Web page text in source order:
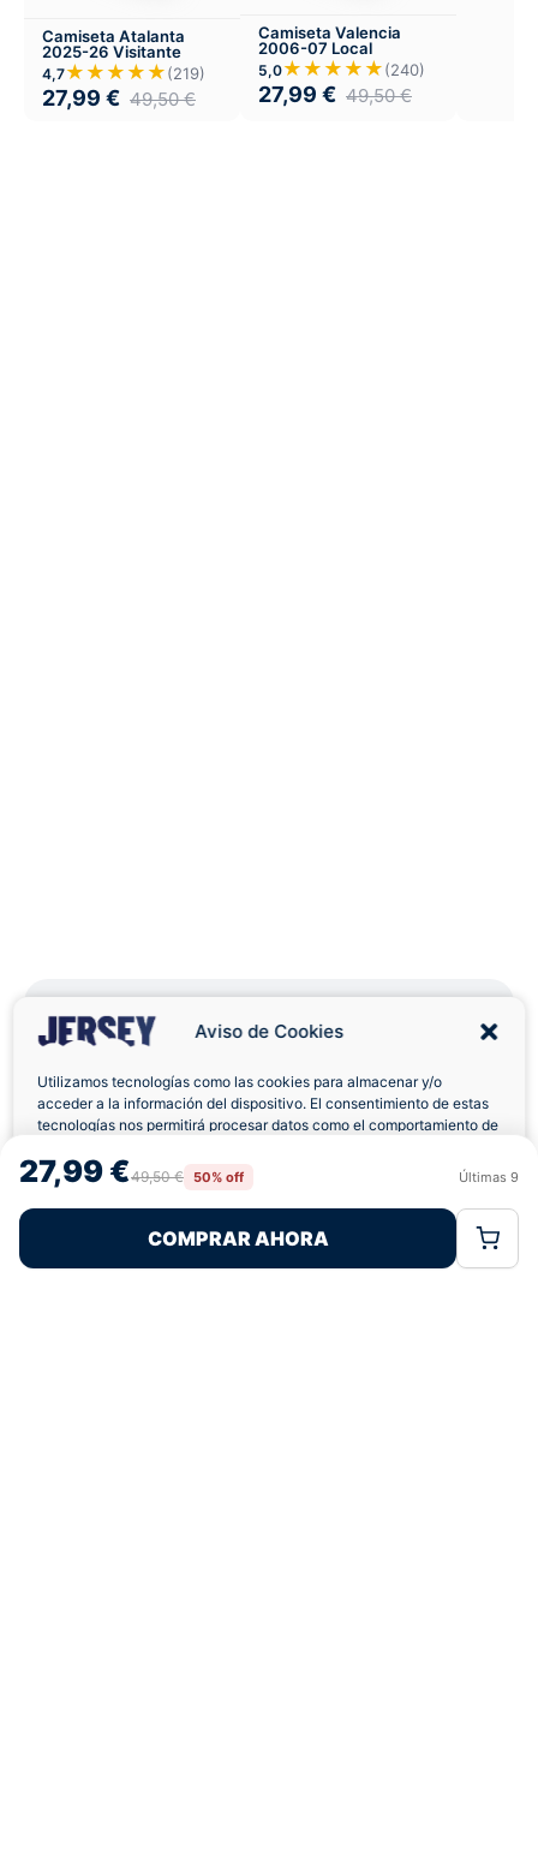
Aviso de Cookies
Utilizamos tecnologías como las cookies para almacenar y/o
acceder a la información del dispositivo. El consentimiento de estas
tecnologías nos permitirá procesar datos como el comportamiento de
retirar el consentimiento, puede afectar negativamente a ciertas
características y funciones.
Rechazar
Política de CookiesPolítica de Privacidad
27,99 €49,50 € 50% off Últimas 9
COMPRAR AHORA
Camiseta Atalanta
2025-26 Visitante
4,7★★★★★(219)
27,99 € 49,50€
Camiseta Valencia
2006-07 Local
5,0★★★★★(240)
27,99 € 49,50€
Envíos a Domicilio Devolución 7 Días
Pagos 100% Seguros Ofertas Sin Límites